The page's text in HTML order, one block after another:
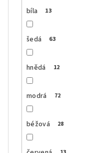
bíla 13
šedá 63
hnědá 12
modrá 72
béžová 28